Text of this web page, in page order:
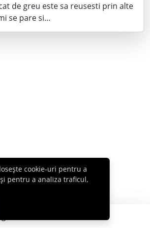
de greu este sa reusesti prin alte
se pare si…
© 2007 - 2026 Cabral.ro
cookie-uri pentru a
pentru a analiza traficul,